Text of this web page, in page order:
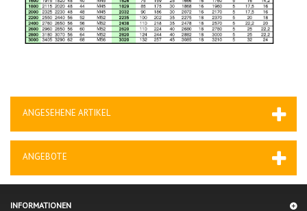
ANGESEHENE ARTIKEL
ANGEBOTE
INFORMATIONEN